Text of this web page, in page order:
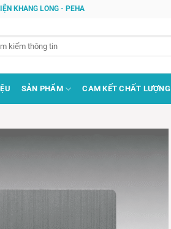
KHANG LONG - PEHA
SẢN PHẨM CAM KẾT CHẤT LƯỢNG